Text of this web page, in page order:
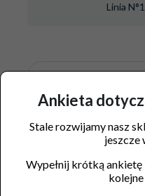
Linia
Producent: Medicaline
Ankieta
Stale rozwijamy nasz
jeszcze
Wypełnij krótką